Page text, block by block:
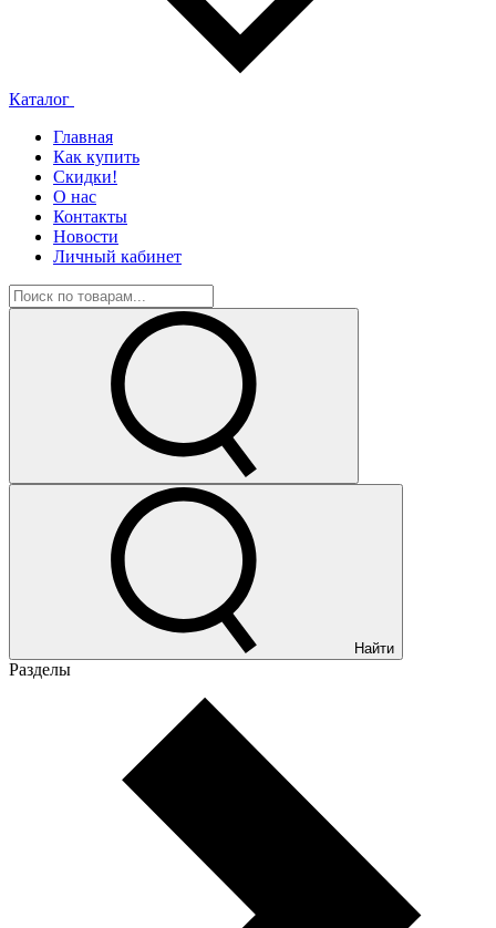
Каталог
Главная
Как купить
Скидки!
О нас
Контакты
Новости
Личный кабинет
Найти
Разделы